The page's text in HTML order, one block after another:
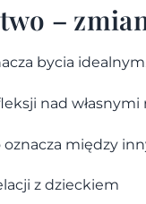
–
bycia
nad
między
z dzieckiem